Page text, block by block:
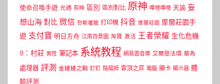
使命召喚手遊 光遇 剪映 區別 區別對比 原神 嗶哩嗶哩 天諭 妄
想山海 對比 微信 怒斬屠龍 打印機 抖音 摩爾莊園 摩爾莊園手
遊 支付寶 明日方舟 江南百景圖 淘寶 激活 王者榮耀 生化危機
8：村莊 男性 筆記本 系統教程 網易雲音樂 艾爾登法環 華為
處理器 評測 金鏟鏟之戰 釘釘 陰陽師 雲頂之弈 電腦 顯卡 顯示器 體
驗評測